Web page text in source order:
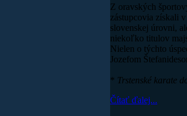
Z oravských
zástupcovia získali
slovenskej úrovni,
niekoľko titulov
Nielen o týchto
Jozefom
* Trstenské karate
Čítať ďalej...